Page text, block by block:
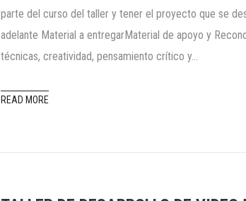
parte del curso del taller y tener el proyecto que se
adelante Material a entregarMaterial de apoyo y
técnicas, creatividad, pensamiento crítico y…
READ MORE